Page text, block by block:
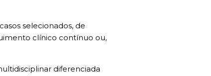
selecionados, de
clínico contínuo ou,
diferenciada